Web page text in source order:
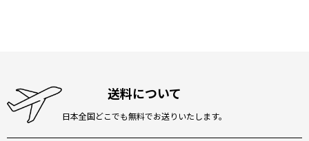
送料について
日本全国どこでも無料でお送りいたします。